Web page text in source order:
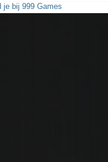
je bij 999 Games